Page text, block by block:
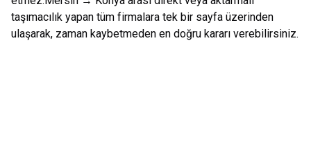
taşımacılık yapan tüm firmalara tek bir sayfa üzerinden
ulaşarak, zaman kaybetmeden en doğru kararı verebilirsiniz.